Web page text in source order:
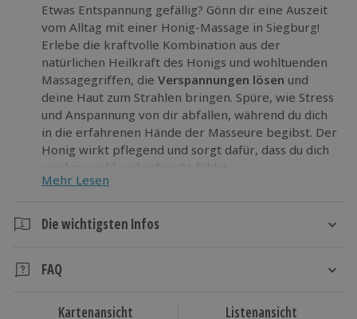
Etwas Entspannung gefällig? Gönn dir eine Auszeit
vom Alltag mit einer Honig-Massage in Siegburg!
Erlebe die kraftvolle Kombination aus der
natürlichen Heilkraft des Honigs und wohltuenden
Massagegriffen, die Verspannungen lösen und
deine Haut zum Strahlen bringen. Spüre, wie Stress
und Anspannung von dir abfallen, während du dich
in die erfahrenen Hände der Masseure begibst. Der
Honig wirkt pflegend und sorgt dafür, dass du dich
rundum wohl und erfrischt fühlst.
Lass dich verwöhnen bei der Honig Massage in
verdienst!
Mehr Lesen
Die wichtigsten Infos
Ca. 1 Stunde (Behandlungszeit: ca. 50 Minuten)
FAQ
Kartenansicht Listenansicht